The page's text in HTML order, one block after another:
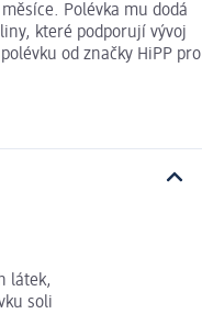
Polévka mu dodá
které podporují vývoj
od značky HiPP pro
látek,
soli